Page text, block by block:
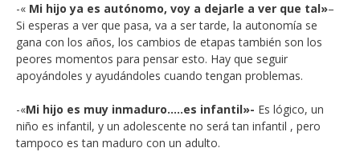
-« Mi hijo ya es autónomo, voy a dejarle a ver que tal»–
Si esperas a ver que pasa, va a ser tarde, la autonomía se
gana con los años, los cambios de etapas también son los
peores momentos para pensar esto. Hay que seguir
apoyándoles y ayudándoles cuando tengan problemas.
-«Mi hijo es muy inmaduro…..es infantil»- Es lógico, un
niño es infantil, y un adolescente no será tan infantil , pero
tampoco es tan maduro con un adulto.